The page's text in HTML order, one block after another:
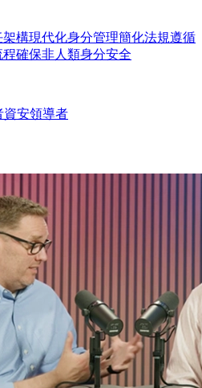
架構現代化身分管理簡化法規遵循
程確保非人類身分安全
資安領導者